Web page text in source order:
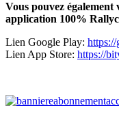
Vous pouvez
application 100%
Lien Google Play:
Lien App Store: https://